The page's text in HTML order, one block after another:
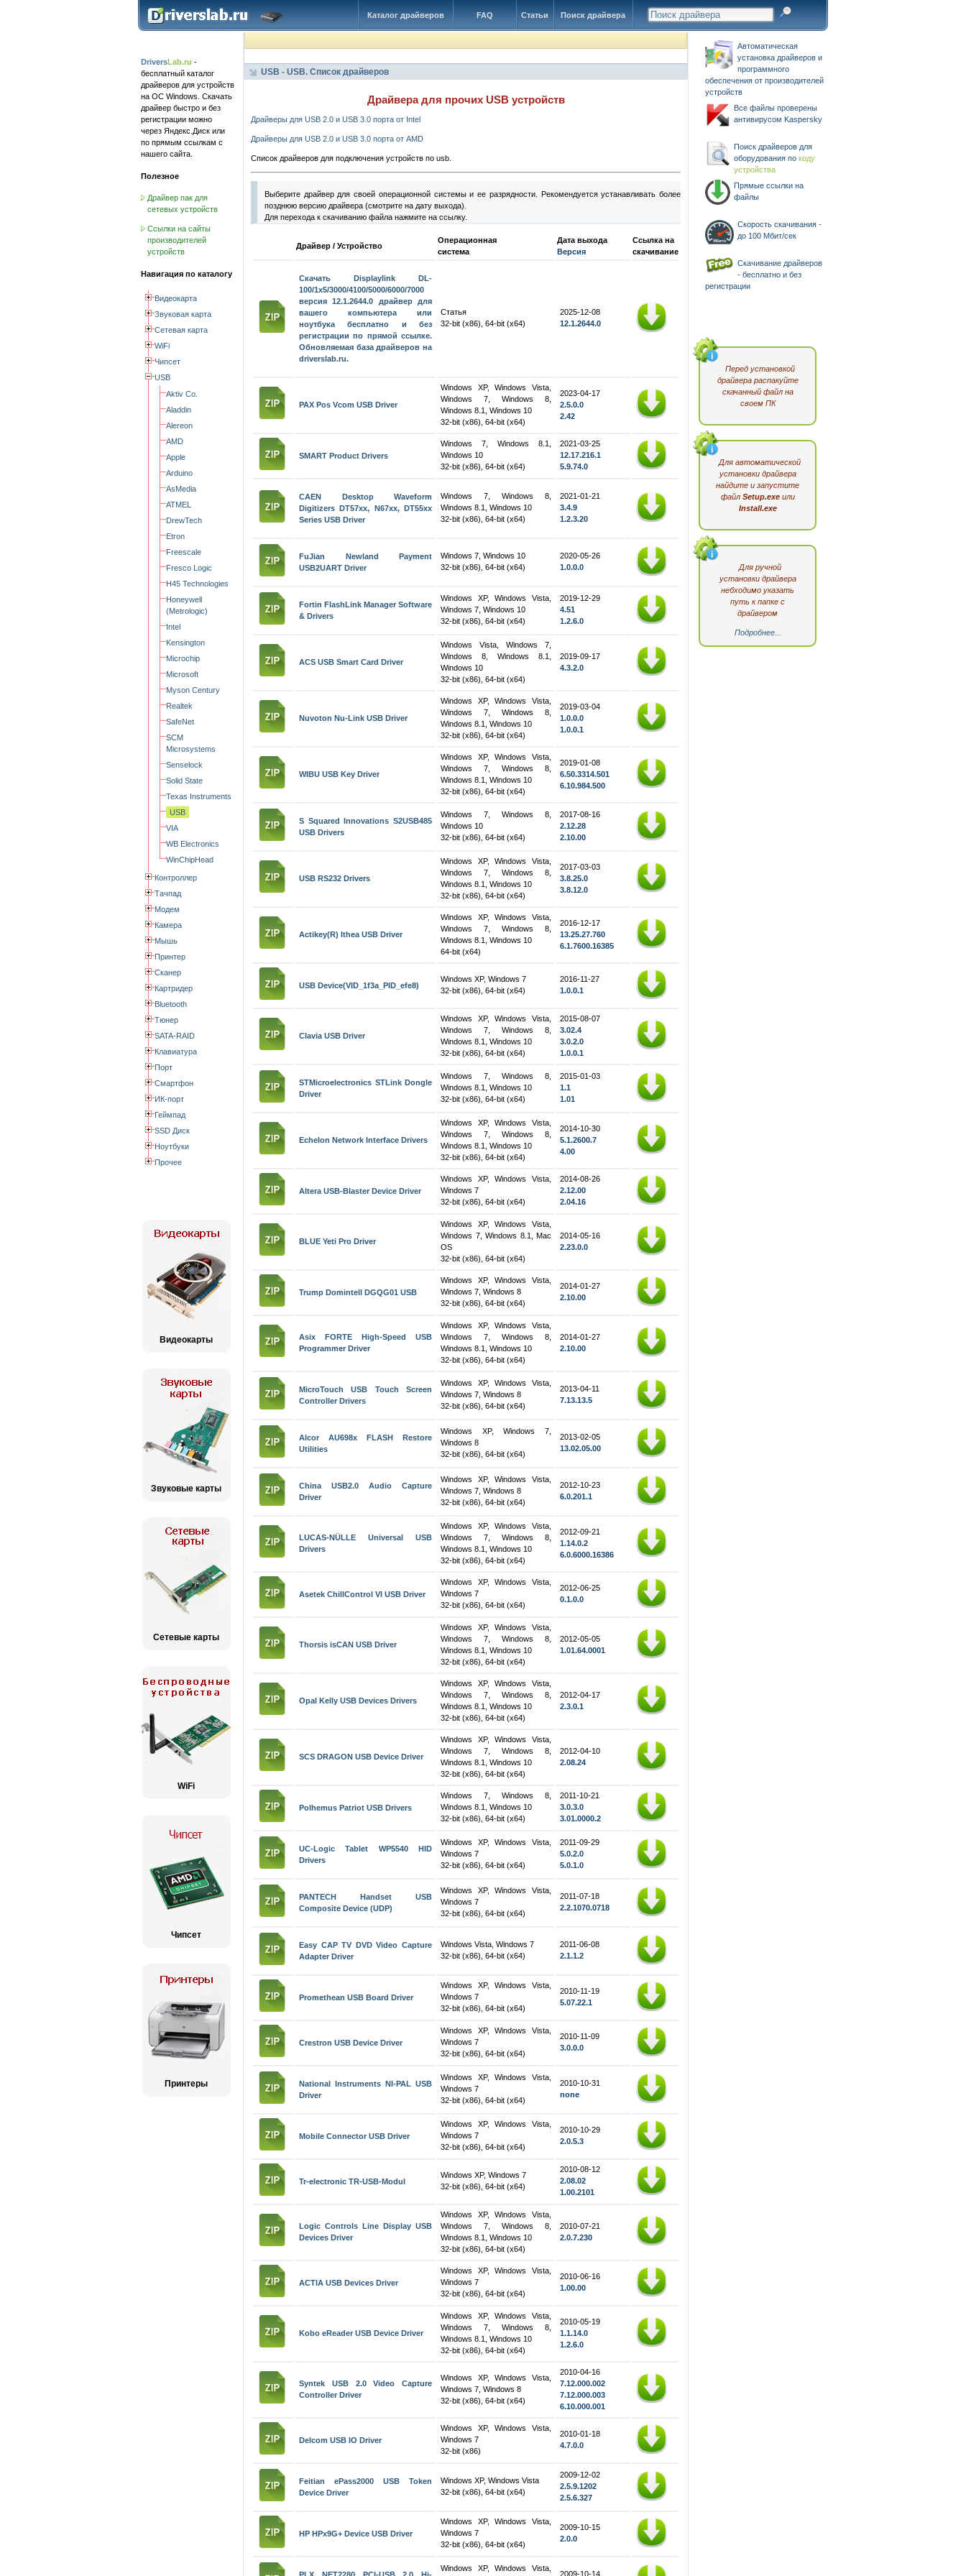
Поиск драйвера
Статьи
FAQ
Каталог драйверов
DriversLab.ru -
бесплатный каталог
драйверов для устройств
на ОС Windows. Скачать
драйвер быстро и без
регистрации можно
через Яндекс.Диск или
по прямым ссылкам с
нашего сайта.
Полезное
Драйвер пак для
сетевых устройств
Ссылки на сайты
производителей
устройств
Навигация по каталогу
Видеокарта
Звуковая карта
Сетевая карта
WiFi
Чипсет
USB
Aktiv Co.
Aladdin
Alereon
AMD
Apple
Arduino
AsMedia
ATMEL
DrewTech
Etron
Freescale
Fresco Logic
H45 Technologies
Honeywell
(Metrologic)
Intel
Kensington
Microchip
Microsoft
Myson Century
Realtek
SafeNet
SCM
Microsystems
Senselock
Solid State
Texas Instruments
USB
VIA
WB Electronics
WinChipHead
Контроллер
Тачпад
Модем
Камера
Мышь
Принтер
Сканер
Картридер
Bluetooth
Тюнер
SATA-RAID
Клавиатура
Порт
Смартфон
ИК-порт
Геймпад
SSD Диск
Ноутбуки
Прочее
Видеокарты
Звуковые карты
Сетевые карты
WiFi
Чипсет
Принтеры
Автоматическая
установка драйверов и
программного
обеспечения от производителей
устройств
Все файлы проверены
антивирусом Kaspersky
Поиск драйверов для
оборудования по коду
устройства
Прямые ссылки на
файлы
Скорость скачивания -
до 100 Мбит/сек
Скачивание драйверов
- бесплатно и без
регистрации
Перед установкой
драйвера распакуйте
скачанный файл на
своем ПК
Для автоматической
установки драйвера
найдите и запустите
файл Setup.exeили
Install.exe
Для ручной
установки драйвера
небходимо указать
путь к папке с
драйвером
Подробнее...
USB - USB. Список драйверов
Драйвера для прочих USB устройств
Драйверы для USB 2.0 и USB 3.0 порта от Intel
Драйверы для USB 2.0 и USB 3.0 порта от AMD
Список драйверов для подключения устройств по usb.
Выберите драйвер для своей операционной системы и ее разрядности. Рекомендуется устанавливать более
позднюю версию драйвера (смотрите на дату выхода).
Для перехода к скачиванию файла нажмите на ссылку.
Драйвер / Устройство
Операционная
система
Дата выхода
Версия
Ссылка на
скачивание
Скачать Displaylink DL-
100/1x5/3000/4100/5000/6000/7000
версия 12.1.2644.0 драйвер для
вашего компьютера или
ноутбука бесплатно и без
регистрации по прямой ссылке.
Обновляемая база драйверов на
driverslab.ru.
Статья
32-bit (x86), 64-bit (x64)
2025-12-08
12.1.2644.0
PAX Pos Vcom USB Driver
Windows XP, Windows Vista,
Windows 7, Windows 8,
Windows 8.1, Windows 10
32-bit (x86), 64-bit (x64)
2023-04-17
2.5.0.0
2.42
SMART Product Drivers
Windows 7, Windows 8.1,
Windows 10
32-bit (x86), 64-bit (x64)
2021-03-25
12.17.216.1
5.9.74.0
CAEN Desktop Waveform
Digitizers DT57xx, N67xx, DT55xx
Series USB Driver
Windows 7, Windows 8,
Windows 8.1, Windows 10
32-bit (x86), 64-bit (x64)
2021-01-21
3.4.9
1.2.3.20
FuJian Newland Payment
USB2UART Driver
Windows 7, Windows 10
32-bit (x86), 64-bit (x64)
2020-05-26
1.0.0.0
Fortin FlashLink Manager Software
& Drivers
Windows XP, Windows Vista,
Windows 7, Windows 10
32-bit (x86), 64-bit (x64)
2019-12-29
4.51
1.2.6.0
ACS USB Smart Card Driver
Windows Vista, Windows 7,
Windows 8, Windows 8.1,
Windows 10
32-bit (x86), 64-bit (x64)
2019-09-17
4.3.2.0
Nuvoton Nu-Link USB Driver
Windows XP, Windows Vista,
Windows 7, Windows 8,
Windows 8.1, Windows 10
32-bit (x86), 64-bit (x64)
2019-03-04
1.0.0.0
1.0.0.1
WIBU USB Key Driver
Windows XP, Windows Vista,
Windows 7, Windows 8,
Windows 8.1, Windows 10
32-bit (x86), 64-bit (x64)
2019-01-08
6.50.3314.501
6.10.984.500
S Squared Innovations S2USB485
USB Drivers
Windows 7, Windows 8,
Windows 10
32-bit (x86), 64-bit (x64)
2017-08-16
2.12.28
2.10.00
USB RS232 Drivers
Windows XP, Windows Vista,
Windows 7, Windows 8,
Windows 8.1, Windows 10
32-bit (x86), 64-bit (x64)
2017-03-03
3.8.25.0
3.8.12.0
Actikey(R) Ithea USB Driver
Windows XP, Windows Vista,
Windows 7, Windows 8,
Windows 8.1, Windows 10
64-bit (x64)
2016-12-17
13.25.27.760
6.1.7600.16385
USB Device(VID_1f3a_PID_efe8)
Windows XP, Windows 7
32-bit (x86), 64-bit (x64)
2016-11-27
1.0.0.1
Clavia USB Driver
Windows XP, Windows Vista,
Windows 7, Windows 8,
Windows 8.1, Windows 10
32-bit (x86), 64-bit (x64)
2015-08-07
3.02.4
3.0.2.0
1.0.0.1
STMicroelectronics STLink Dongle
Driver
Windows 7, Windows 8,
Windows 8.1, Windows 10
32-bit (x86), 64-bit (x64)
2015-01-03
1.1
1.01
Echelon Network Interface Drivers
Windows XP, Windows Vista,
Windows 7, Windows 8,
Windows 8.1, Windows 10
32-bit (x86), 64-bit (x64)
2014-10-30
5.1.2600.7
4.00
Altera USB-Blaster Device Driver
Windows XP, Windows Vista,
Windows 7
32-bit (x86), 64-bit (x64)
2014-08-26
2.12.00
2.04.16
BLUE Yeti Pro Driver
Windows XP, Windows Vista,
Windows 7, Windows 8.1, Mac
OS
32-bit (x86), 64-bit (x64)
2014-05-16
2.23.0.0
Trump Domintell DGQG01 USB
Windows XP, Windows Vista,
Windows 7, Windows 8
32-bit (x86), 64-bit (x64)
2014-01-27
2.10.00
Asix FORTE High-Speed USB
Programmer Driver
Windows XP, Windows Vista,
Windows 7, Windows 8,
Windows 8.1, Windows 10
32-bit (x86), 64-bit (x64)
2014-01-27
2.10.00
MicroTouch USB Touch Screen
Controller Drivers
Windows XP, Windows Vista,
Windows 7, Windows 8
32-bit (x86), 64-bit (x64)
2013-04-11
7.13.13.5
Alcor AU698x FLASH Restore
Utilities
Windows XP, Windows 7,
Windows 8
32-bit (x86), 64-bit (x64)
2013-02-05
13.02.05.00
China USB2.0 Audio Capture
Driver
Windows XP, Windows Vista,
Windows 7, Windows 8
32-bit (x86), 64-bit (x64)
2012-10-23
6.0.201.1
LUCAS-NÜLLE Universal USB
Drivers
Windows XP, Windows Vista,
Windows 7, Windows 8,
Windows 8.1, Windows 10
32-bit (x86), 64-bit (x64)
2012-09-21
1.14.0.2
6.0.6000.16386
Asetek ChillControl VI USB Driver
Windows XP, Windows Vista,
Windows 7
32-bit (x86), 64-bit (x64)
2012-06-25
0.1.0.0
Thorsis isCAN USB Driver
Windows XP, Windows Vista,
Windows 7, Windows 8,
Windows 8.1, Windows 10
32-bit (x86), 64-bit (x64)
2012-05-05
1.01.64.0001
Opal Kelly USB Devices Drivers
Windows XP, Windows Vista,
Windows 7, Windows 8,
Windows 8.1, Windows 10
32-bit (x86), 64-bit (x64)
2012-04-17
2.3.0.1
SCS DRAGON USB Device Driver
Windows XP, Windows Vista,
Windows 7, Windows 8,
Windows 8.1, Windows 10
32-bit (x86), 64-bit (x64)
2012-04-10
2.08.24
Polhemus Patriot USB Drivers
Windows 7, Windows 8,
Windows 8.1, Windows 10
32-bit (x86), 64-bit (x64)
2011-10-21
3.0.3.0
3.01.0000.2
UC-Logic Tablet WP5540 HID
Drivers
Windows XP, Windows Vista,
Windows 7
32-bit (x86), 64-bit (x64)
2011-09-29
5.0.2.0
5.0.1.0
PANTECH Handset USB
Composite Device (UDP)
Windows XP, Windows Vista,
Windows 7
32-bit (x86), 64-bit (x64)
2011-07-18
2.2.1070.0718
Easy CAP TV DVD Video Capture
Adapter Driver
Windows Vista, Windows 7
32-bit (x86), 64-bit (x64)
2011-06-08
2.1.1.2
Promethean USB Board Driver
Windows XP, Windows Vista,
Windows 7
32-bit (x86), 64-bit (x64)
2010-11-19
5.07.22.1
Crestron USB Device Driver
Windows XP, Windows Vista,
Windows 7
32-bit (x86), 64-bit (x64)
2010-11-09
3.0.0.0
National Instruments NI-PAL USB
Driver
Windows XP, Windows Vista,
Windows 7
32-bit (x86), 64-bit (x64)
2010-10-31
none
Mobile Connector USB Driver
Windows XP, Windows Vista,
Windows 7
32-bit (x86), 64-bit (x64)
2010-10-29
2.0.5.3
Tr-electronic TR-USB-Modul
Windows XP, Windows 7
32-bit (x86), 64-bit (x64)
2010-08-12
2.08.02
1.00.2101
Logic Controls Line Display USB
Devices Driver
Windows XP, Windows Vista,
Windows 7, Windows 8,
Windows 8.1, Windows 10
32-bit (x86), 64-bit (x64)
2010-07-21
2.0.7.230
ACTIA USB Devices Driver
Windows XP, Windows Vista,
Windows 7
32-bit (x86), 64-bit (x64)
2010-06-16
1.00.00
Kobo eReader USB Device Driver
Windows XP, Windows Vista,
Windows 7, Windows 8,
Windows 8.1, Windows 10
32-bit (x86), 64-bit (x64)
2010-05-19
1.1.14.0
1.2.6.0
Syntek USB 2.0 Video Capture
Controller Driver
Windows XP, Windows Vista,
Windows 7, Windows 8
32-bit (x86), 64-bit (x64)
2010-04-16
7.12.000.002
7.12.000.003
6.10.000.001
Delcom USB IO Driver
Windows XP, Windows Vista,
Windows 7
32-bit (x86)
2010-01-18
4.7.0.0
Feitian ePass2000 USB Token
Device Driver
Windows XP, Windows Vista
32-bit (x86), 64-bit (x64)
2009-12-02
2.5.9.1202
2.5.6.327
HP HPx9G+ Device USB Driver
Windows XP, Windows Vista,
Windows 7
32-bit (x86), 64-bit (x64)
2009-10-15
2.0.0
Windows XP, Windows Vista,
2009-10-14